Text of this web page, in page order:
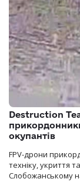
Destruction
окупантів
FPV-дрони
техніку, укриття
Слобожанському